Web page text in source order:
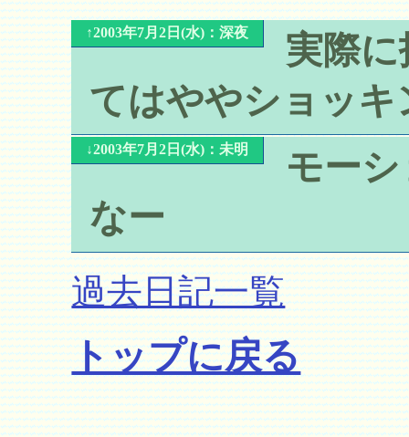
↑2003年7月2日(水)：深夜
実際
てはややショッ
↓2003年7月2日(水)：未明
モー
なー
過去日記一覧
トップに戻る